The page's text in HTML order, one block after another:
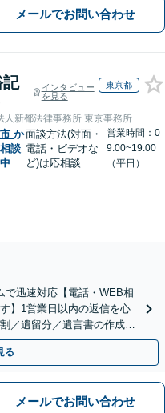
メールでお問い合わせ
インタビュー
を見る
東京都
人新都法律事務所 東京事務所
か
談
面談方法(対面・
電話・ビデオな
ど)は応相談
営業時間：0
9:00~19:00
（平日）
で迅速対応【電話・WEB相
】1営業日以内の返信を心
／遺留分／遺言書の作成・
休日相談あり】
る
メールでお問い合わせ